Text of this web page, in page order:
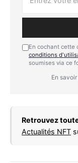
En cochant cette
conditions
soumises via ce
En
Retrouvez
Actualités NFT